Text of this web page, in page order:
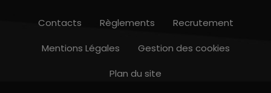
Contacts Règlements
Recrutement
Mentions Légales
Gestion des cookies
Plan du site